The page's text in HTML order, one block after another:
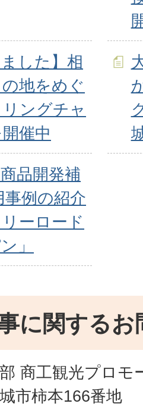
ました】相
地をめぐ
ングチャ
催中
品開発補
事例の紹介
リーロード
」
に関するお
商工観光プロモ
市柿本166番地